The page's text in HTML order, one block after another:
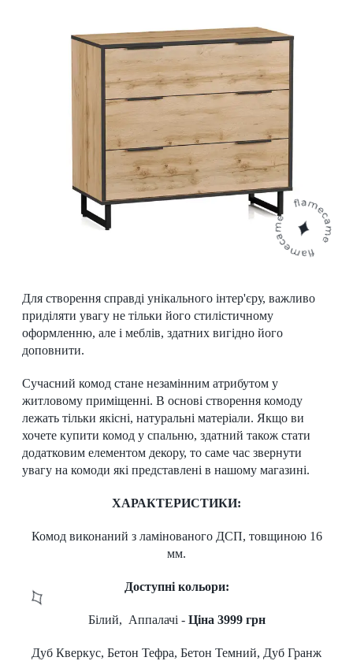
Для створення справді унікального інтер'єру, важливо
приділяти увагу не тільки його стилістичному
оформленню, але і меблів, здатних вигідно його
доповнити.
Сучасний комод стане незамінним атрибутом у
житловому приміщенні. В основі створення комоду
лежать тільки якісні, натуральні матеріали. Якщо ви
хочете купити комод у спальню, здатний також стати
додатковим елементом декору, то саме час звернути
увагу на комоди які представлені в нашому магазині.
ХАРАКТЕРИСТИКИ:
Комод виконаний з ламінованого ДСП, товщиною 16
мм.
Доступні кольори:
Білий, Аппалачі - Ціна 3999 грн
Дуб Кверкус, Бетон Тефра, Бетон Темний, Дуб Гранж